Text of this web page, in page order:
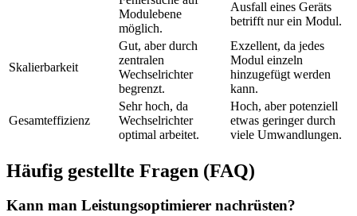
Modulebene
möglich.
Ausfall eines Geräts
betrifft nur ein Modul.
Skalierbarkeit
Gut, aber durch
zentralen
Wechselrichter
begrenzt.
Exzellent, da jedes
Modul einzeln
hinzugefügt werden
kann.
Gesamteffizienz
Sehr hoch, da
Wechselrichter
optimal arbeitet.
Hoch, aber potenziell
etwas geringer durch
viele Umwandlungen.
Häufig gestellte Fragen (FAQ)
Kann man Leistungsoptimierer nachrüsten?